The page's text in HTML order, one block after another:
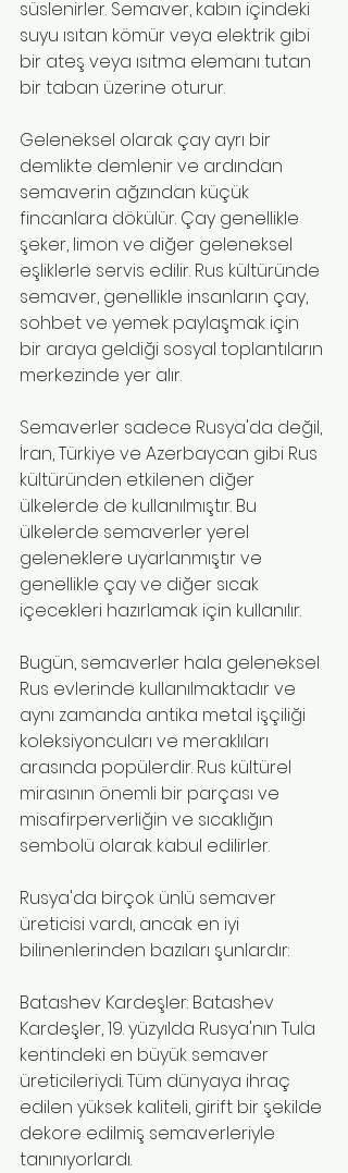
süslenirler. Semaver, kabın içindeki
suyu ısıtan kömür veya elektrik gibi
bir ateş veya ısıtma elemanı tutan
bir taban üzerine oturur.
Geleneksel olarak çay ayrı bir
demlikte demlenir ve ardından
semaverin ağzından küçük
fincanlara dökülür. Çay genellikle
şeker, limon ve diğer geleneksel
eşliklerle servis edilir. Rus kültüründe
semaver, genellikle insanların çay,
sohbet ve yemek paylaşmak için
bir araya geldiği sosyal toplantıların
merkezinde yer alır.
Semaverler sadece Rusya'da değil,
İran, Türkiye ve Azerbaycan gibi Rus
kültüründen etkilenen diğer
ülkelerde de kullanılmıştır. Bu
ülkelerde semaverler yerel
geleneklere uyarlanmıştır ve
genellikle çay ve diğer sıcak
içecekleri hazırlamak için kullanılır.
Bugün, semaverler hala geleneksel
Rus evlerinde kullanılmaktadır ve
aynı zamanda antika metal işçiliği
koleksiyoncuları ve meraklıları
arasında popülerdir. Rus kültürel
mirasının önemli bir parçası ve
misafirperverliğin ve sıcaklığın
sembolü olarak kabul edilirler.
Rusya'da birçok ünlü semaver
üreticisi vardı, ancak en iyi
bilinenlerinden bazıları şunlardır:
Batashev Kardeşler: Batashev
Kardeşler, 19. yüzyılda Rusya'nın Tula
kentindeki en büyük semaver
üreticileriydi. Tüm dünyaya ihraç
edilen yüksek kaliteli, girift bir şekilde
dekore edilmiş semaverleriyle
tanınıyorlardı.